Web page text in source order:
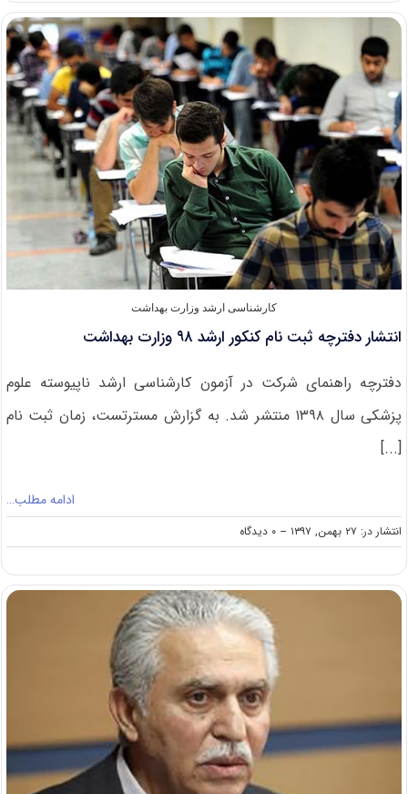
مرکز
سنجش
پزشکی
درخصوص
کارشناسی
ارشد
استعداد
درخشان
کارشناسی ارشد وزارت بهداشت
انتشار دفترچه ثبت نام کنکور ارشد ۹۸ وزارت بهداشت
دفترچه راهنمای شرکت در آزمون کارشناسی ارشد ناپیوسته علوم
پزشکی سال ۱۳۹۸ منتشر شد. به گزارش مسترتست، زمان ثبت نام
[...]
ادامه مطلب…
انتشار در: ۲۷ بهمن, ۱۳۹۷ -- ۰ دیدگاه
on
انتشار
ثبت
نام
کنکور
ارشد
۹۸
وزارت
بهداشت